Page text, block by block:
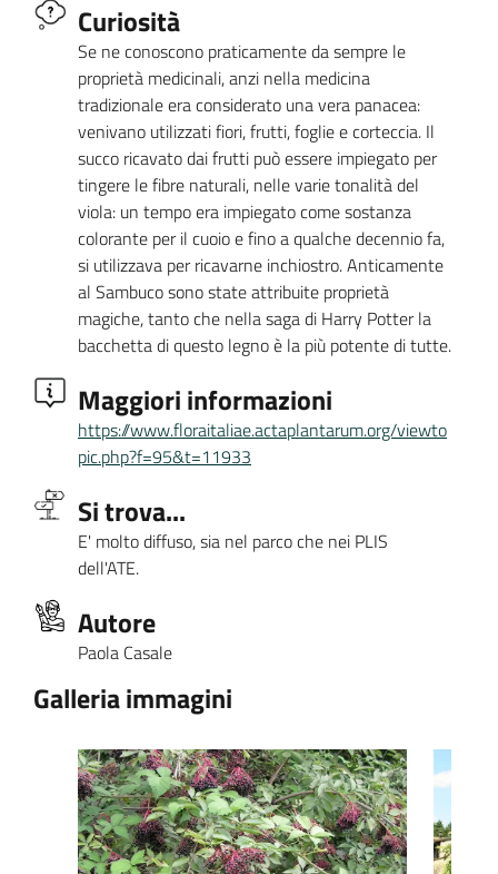
Curiosità
Se ne conoscono praticamente da sempre le
proprietà medicinali, anzi nella medicina
tradizionale era considerato una vera panacea:
venivano utilizzati fiori, frutti, foglie e corteccia. Il
succo ricavato dai frutti può essere impiegato per
tingere le fibre naturali, nelle varie tonalità del
viola: un tempo era impiegato come sostanza
colorante per il cuoio e fino a qualche decennio fa,
si utilizzava per ricavarne inchiostro. Anticamente
al Sambuco sono state attribuite proprietà
magiche, tanto che nella saga di Harry Potter la
bacchetta di questo legno è la più potente di tutte.
Maggiori informazioni
https://www.floraitaliae.actaplantarum.org/viewto
pic.php?f=95&t=11933
Si trova...
E' molto diffuso, sia nel parco che nei PLIS
dell'ATE.
Autore
Paola Casale
Galleria immagini